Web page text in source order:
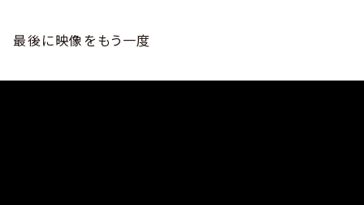
最後に映像をもう一度